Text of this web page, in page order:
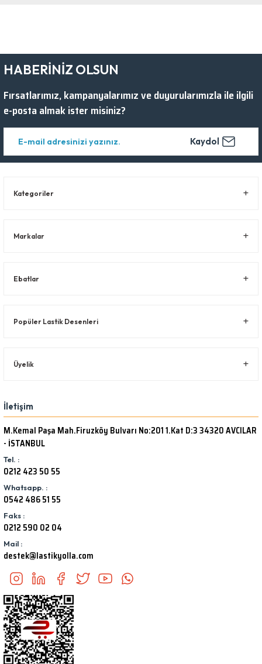
HABERİNİZ OLSUN
Fırsatlarımız, kampanyalarımız ve duyurularımızla ile ilgili
e-posta almak ister misiniz?
Kaydol
Kategoriler
Markalar
Ebatlar
Popüler Lastik Desenleri
Üyelik
İletişim
M.Kemal Paşa Mah.Firuzköy Bulvarı No:201 1.Kat D:3 34320 AVCILAR
- İSTANBUL
Tel. :
0212 423 50 55
Whatsapp. :
0542 486 51 55
Faks :
0212 590 02 04
Mail :
destek@lastikyolla.com